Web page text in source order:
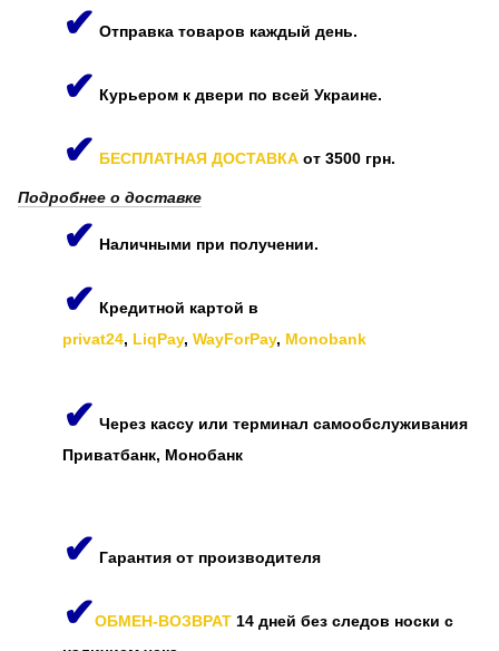
✔ Отправка товаров каждый день.
✔ Курьером к двери по всей Украине.
✔ БЕСПЛАТНАЯ ДОСТАВКА от 3500 грн.
Подробнее о доставке
✔ Наличными при получении.
✔ Кредитной картой в
privat24, LiqPay, WayForPay, Monobank
✔ Через кассу или терминал самообслуживания
Приватбанк, Монобанк
✔ Гарантия от производителя
✔ОБМЕН-ВОЗВРАТ 14 дней без следов носки с